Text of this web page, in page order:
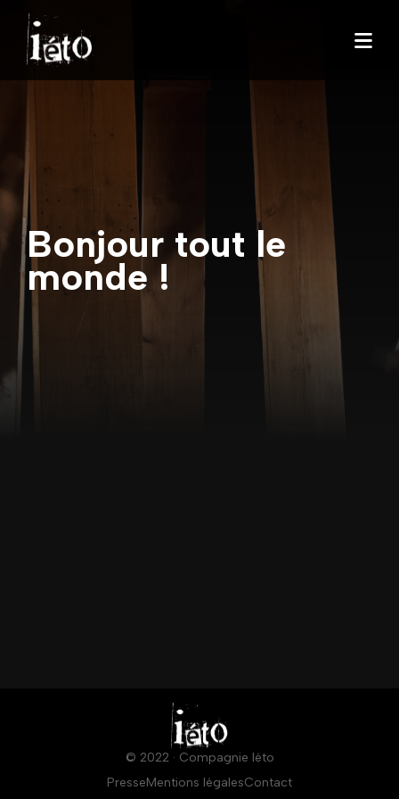
Bonjour tout le
monde !
© 2022 · Compagnie Iéto
PresseMentions légalesContact